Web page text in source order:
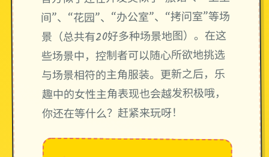
间”、“花园”、“办公室”、“拷问室”等场
景（总共有20好多种场景地图）。在这
些场景中，控制者可以随心所欲地挑选
与场景相符的主角服装。更新之后，乐
趣中的女性主角表现也会越发积极哦，
你还在等什么？赶紧来玩呀！